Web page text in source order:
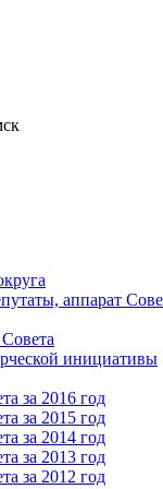
аппарат
инициативы
за 2016 год
за 2015 год
за 2014 год
за 2013 год
за 2012 год